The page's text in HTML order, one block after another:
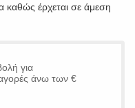
καθώς έρχεται σε άμεση
για
άνω των €